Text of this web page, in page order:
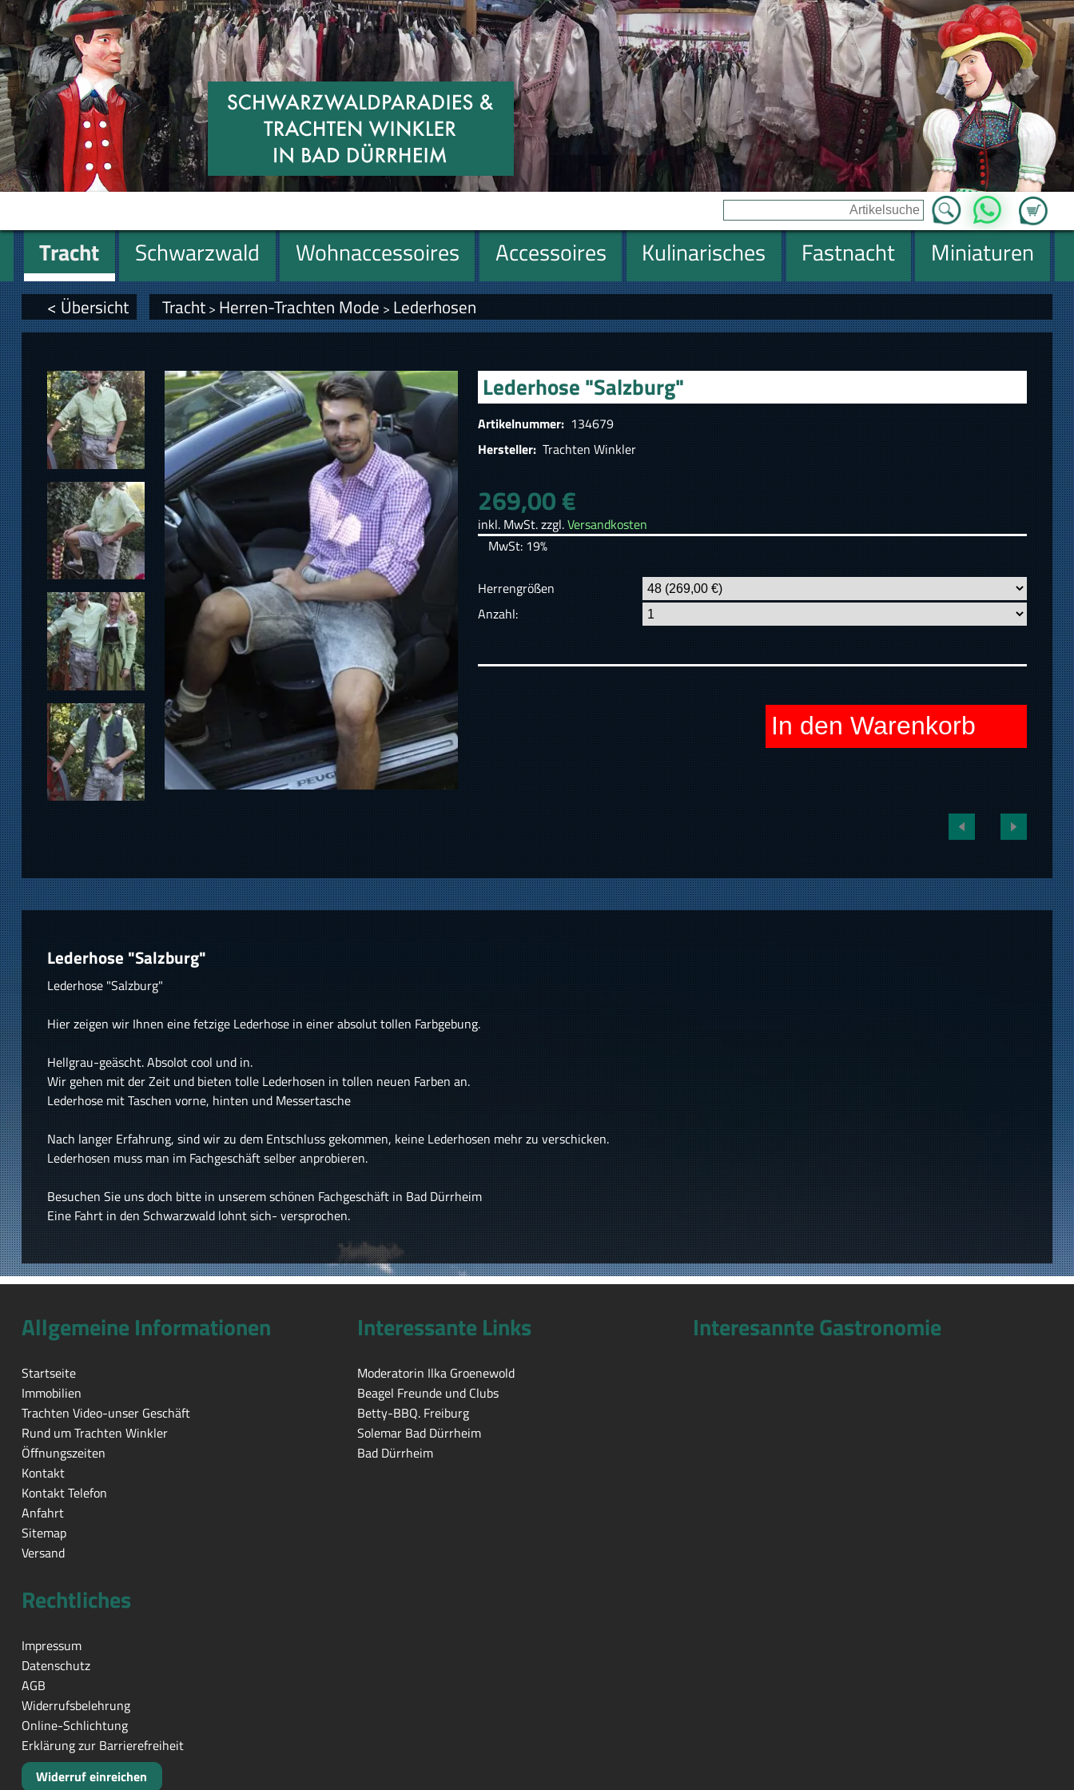
Zum
WhatsApp
Tracht Schwarzwald Wohnaccessoires Accessoires Kulinarisches Fastnacht
Miniaturen
Geschenke
< Übersicht Tracht> Herren-Trachten Mode > Lederhosen
Lederhose "Salzburg"
Artikelnummer: 134679
Hersteller: Trachten Winkler
269,00 €
inkl. MwSt. zzgl.Versandkosten
MwSt: 19%
Herrengrößen
Anzahl:
In den Warenkorb
Lederhose "Salzburg"
Lederhose "Salzburg"
Hier zeigen wir Ihnen eine fetzige Lederhose in einer absolut tollen Farbgebung.
Hellgrau-geäscht. Absolot cool und in.
Wir gehen mit der Zeit und bieten tolle Lederhosen in tollen neuen Farben an.
Lederhose mit Taschen vorne, hinten und Messertasche
Nach langer Erfahrung, sind wir zu dem Entschluss gekommen, keine Lederhosen mehr zu verschicken.
Lederhosen muss man im Fachgeschäft selber anprobieren.
Besuchen Sie uns doch bitte in unserem schönen Fachgeschäft in Bad Dürrheim
Eine Fahrt in den Schwarzwald lohnt sich- versprochen.
Allgemeine Informationen
Startseite
Immobilien
Trachten Video-unser Geschäft
Rund um Trachten Winkler
Öffnungszeiten
Kontakt
Kontakt Telefon
Anfahrt
Sitemap
Versand
Interessante Links
Moderatorin Ilka Groenewold
Beagel Freunde und Clubs
Betty-BBQ. Freiburg
Solemar Bad Dürrheim
Bad Dürrheim
Interesannte Gastronomie
Rechtliches
Impressum
Datenschutz
AGB
Widerrufsbelehrung
Online-Schlichtung
Erklärung zur Barrierefreiheit
Widerruf einreichen